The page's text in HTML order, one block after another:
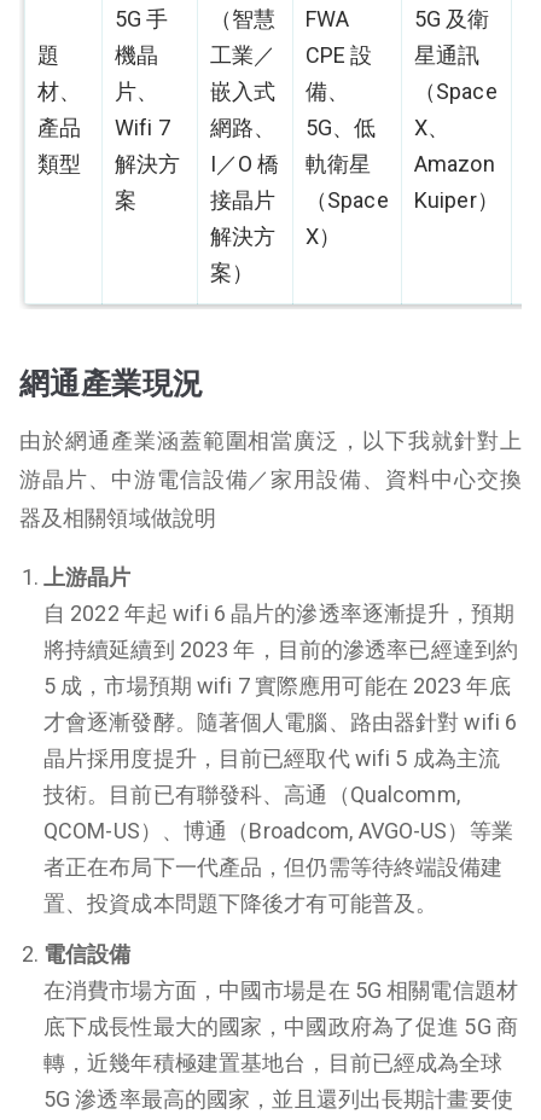
題
材、
產品
類型
5G 手
機晶
片、
Wifi 7
解決方
案
（智慧
工業／
嵌入式
網路、
I／O 橋
接晶片
解決方
案）
FWA
CPE 設
備、
5G、低
軌衛星
（Space
X）
5G 及衛
星通訊
（Space
X、
Amazon
Kuiper）
網通產業現況
由於網通產業涵蓋範圍相當廣泛，以下我就針對上
游晶片、中游電信設備／家用設備、資料中心交換
器及相關領域做說明
上游晶片
自 2022 年起 wifi 6 晶片的滲透率逐漸提升，預期
將持續延續到 2023 年，目前的滲透率已經達到約
5 成，市場預期 wifi 7 實際應用可能在 2023 年底
才會逐漸發酵。隨著個人電腦、路由器針對 wifi 6
晶片採用度提升，目前已經取代 wifi 5 成為主流
技術。目前已有聯發科、高通（Qualcomm,
QCOM-US）、博通（Broadcom, AVGO-US）等業
者正在布局下一代產品，但仍需等待終端設備建
置、投資成本問題下降後才有可能普及。
電信設備
在消費市場方面，中國市場是在 5G 相關電信題材
底下成長性最大的國家，中國政府為了促進 5G 商
轉，近幾年積極建置基地台，目前已經成為全球
5G 滲透率最高的國家，並且還列出長期計畫要使